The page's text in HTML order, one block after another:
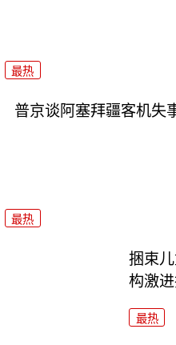
最热
普京谈阿塞拜疆客机失
最热
捆束
构激
最热